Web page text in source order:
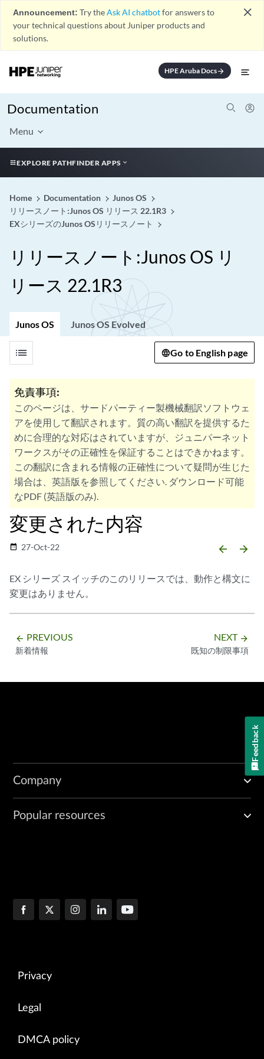
Announcement: Try theAsk AI chatbotfor answers to
your technical questions about Juniper products and
solutions.
close
HPE Aruba Docsarrow_forward
Documentation
Menu
EXPLORE PATHFINDER APPS
Home Documentation
Junos OS
リリースノート:Junos OS リリース 22.1R3
EXシリーズのJunos OSリリースノート
リリースノート:Junos OS リ
リース 22.1R3
Junos OS Junos OS Evolved
list Go to English page
免責事項:
このページは、サードパーティー製機械翻訳ソフトウェ
アを使用して翻訳されます。質の高い翻訳を提供するた
めに合理的な対応はされていますが、ジュニパーネット
ワークスがその正確性を保証することはできかねます。
この翻訳に含まれる情報の正確性について疑問が生じた
場合は、英語版を参照してください. ダウンロード可能
なPDF (英語版のみ).
変更された内容
date_range 27-Oct-22 arrow_backward arrow_forward
EX シリーズ スイッチのこのリリースでは、動作と構文に
変更はありません。
arrow_backward PREVIOUS
新着情報
NEXT arrow_forward
既知の制限事項
Company
Popular resources
Privacy
Legal
DMCA policy
Feedback